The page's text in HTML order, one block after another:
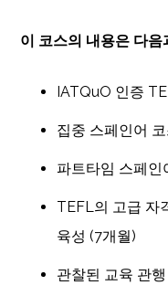
이 코스의 내용은 다음
IATQuO 인증
집중 스페인어
파트타임 스페인
TEFL의 고급 자
육성 (7개월)
관찰된 교육 관행